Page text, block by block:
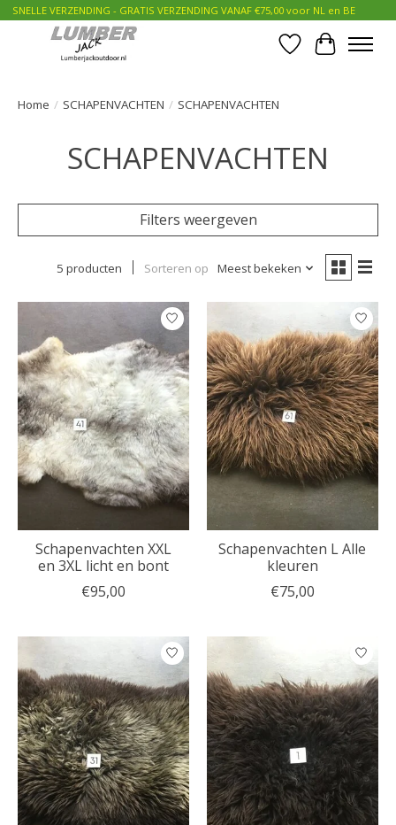
SNELLE VERZENDING - GRATIS VERZENDING VANAF €75,00 voor NL en BE
Verlanglijst
Home / SCHAPENVACHTEN / SCHAPENVACHTEN
SCHAPENVACHTEN
Filters weergeven
5 producten Sorteren op Meest bekeken
Schapenvachten XXL
en 3XL licht en bont
€95,00
Schapenvachten L Alle
kleuren
€75,00